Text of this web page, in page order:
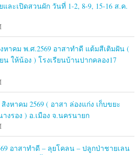
ละเปิดสวนผัก วันที่ 1-2, 8-9, 15-16 ส.ค.
หาคม พ.ศ.2569 อาสาทำดี แต้มสีเติมฝัน (
ให้น้อง ) โรงเรียนบ้านปากคลอง17
งหาคม 2569 ( อาสา ล่องแก่ง เก็บขยะ
งรอง ) อ.เมือง จ.นครนายก
อาสาทำดี – ลุยโคลน – ปลูกป่าชายเลน